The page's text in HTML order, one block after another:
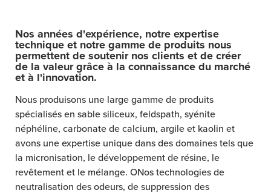
Nos années d'expérience, notre expertise
technique et notre gamme de produits nous
permettent de soutenir nos clients et de créer
de la valeur grâce à la connaissance du marché
et à l'innovation.
Nous produisons une large gamme de produits
spécialisés en sable siliceux, feldspath, syénite
néphéline, carbonate de calcium, argile et kaolin et
avons une expertise unique dans des domaines tels que
la micronisation, le développement de résine, le
revêtement et le mélange. ONos technologies de
neutralisation des odeurs, de suppression des